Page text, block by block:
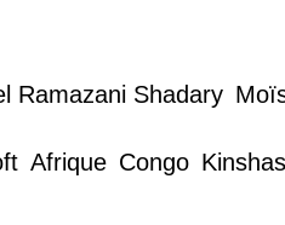
Ramazani Shadary
Afrique Congo